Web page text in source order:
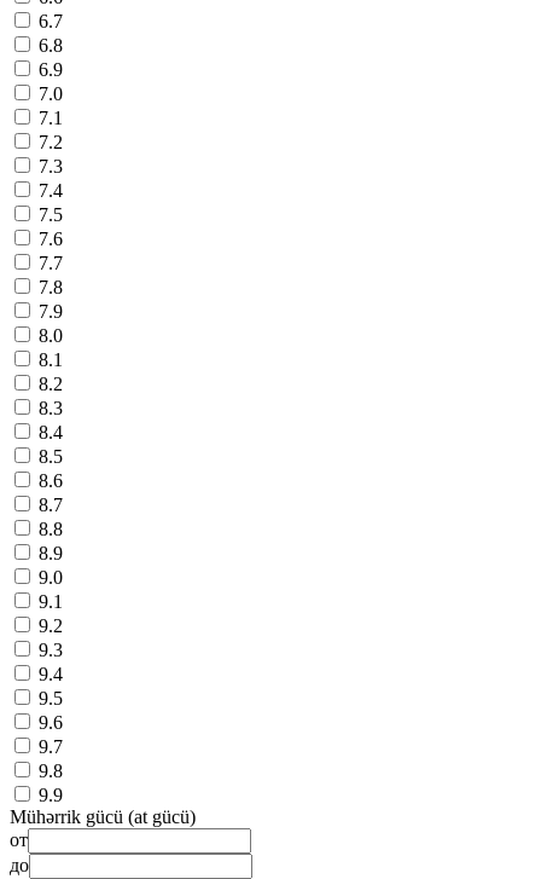
6.7
6.8
6.9
7.0
7.1
7.2
7.3
7.4
7.5
7.6
7.7
7.8
7.9
8.0
8.1
8.2
8.3
8.4
8.5
8.6
8.7
8.8
8.9
9.0
9.1
9.2
9.3
9.4
9.5
9.6
9.7
9.8
9.9
Mühərrik gücü (at gücü)
от
до